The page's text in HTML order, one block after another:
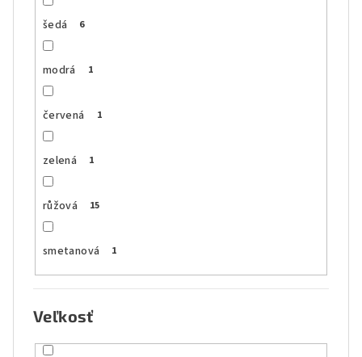
šedá 6
modrá 1
červená 1
zelená 1
růžová 15
smetanová 1
Veľkosť